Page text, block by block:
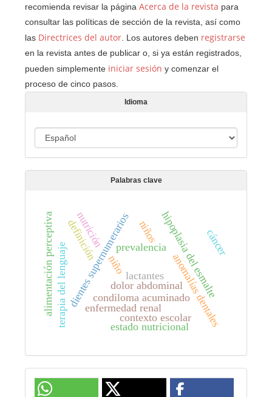
recomienda revisar la páginaAcerca de la revista para
consultar las políticas de sección de la revista, así como
las Directrices del autor . Los autores deben registrarse
en la revista antes de publicar o, si ya están registrados,
pueden simplemente iniciar sesión y comenzar el
proceso de cinco pasos.
Idioma
d
o
Palabras clave
prevalencia
anomalías dentales
hipoplasia del esmalte
dientes supernumerarios
niño
condiloma acuminado
niños
dolor abdominal
lactantes
nutrición
enfermedad renal
terapia del lenguaje contexto escolar
alimentación perceptiva definición
estado nutricional
cáncer